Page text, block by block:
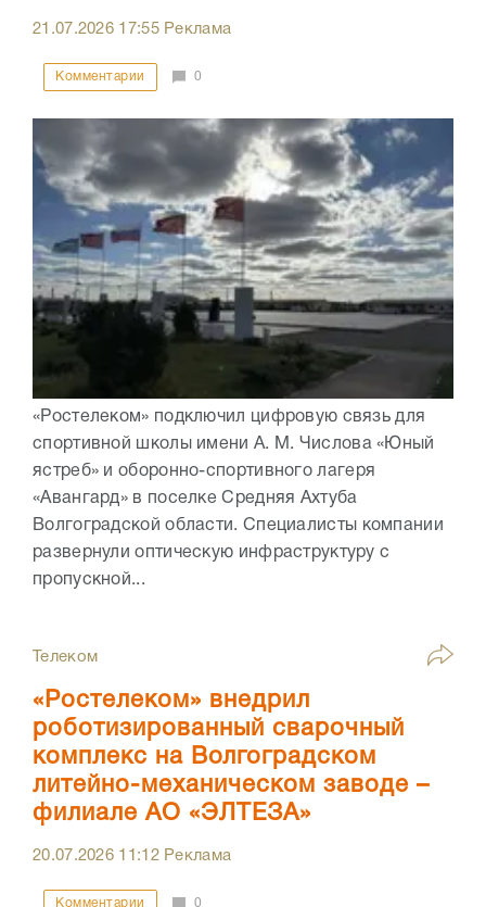
21.07.2026 17:55Реклама
Комментарии 0
«Ростелеком» подключил цифровую связь для
спортивной школы имени А. М. Числова «Юный
ястреб» и оборонно-спортивного лагеря
«Авангард» в поселке Средняя Ахтуба
Волгоградской области. Специалисты компании
развернули оптическую инфраструктуру с
пропускной...
Телеком
«Ростелеком» внедрил
роботизированный сварочный
комплекс на Волгоградском
литейно-механическом заводе –
филиале АО «ЭЛТЕЗА»
20.07.2026 11:12Реклама
Комментарии 0